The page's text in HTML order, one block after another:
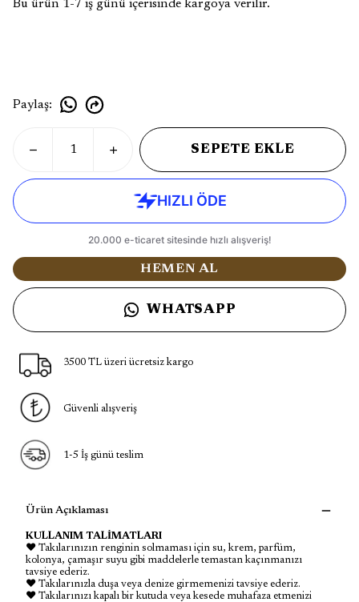
Bu ürün 1-7 iş günü içerisinde kargoya verilir.
Paylaş:
SEPETE EKLE
HEMEN AL
WHATSAPP
3500 TL üzeri ücretsiz kargo
Güvenli alışveriş
1-5 İş günü teslim
Ürün Açıklaması
KULLANIM TALİMATLARI
♥ Takılarınızın renginin solmaması için su, krem, parfüm,
kolonya, çamaşır suyu gibi maddelerle temastan kaçınmanızı
tavsiye ederiz.
♥ Takılarınızla duşa veya denize girmemenizi tavsiye ederiz.
♥ Takılarınızı kapalı bir kutuda veya kesede muhafaza etmenizi